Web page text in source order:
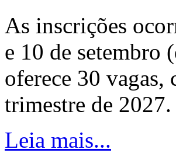
As inscrições
e 10 de setembro
oferece 30
trimestre de 2027.
Leia mais...